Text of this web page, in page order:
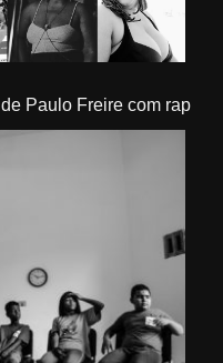
Paulo Freire com rap